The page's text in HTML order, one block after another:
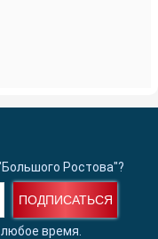
Ростова"?
ПОДПИСАТЬСЯ
время.